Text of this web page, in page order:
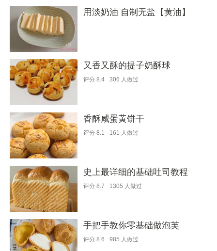
用淡奶油 自制无盐【黄油】
又香又酥的提子奶酥球
评分 8.4 306 人做过
香酥咸蛋黄饼干
评分 8.1 161 人做过
史上最详细的基础吐司教程
评分 8.7 1305 人做过
手把手教你零基础做泡芙
评分 8.6 985 人做过